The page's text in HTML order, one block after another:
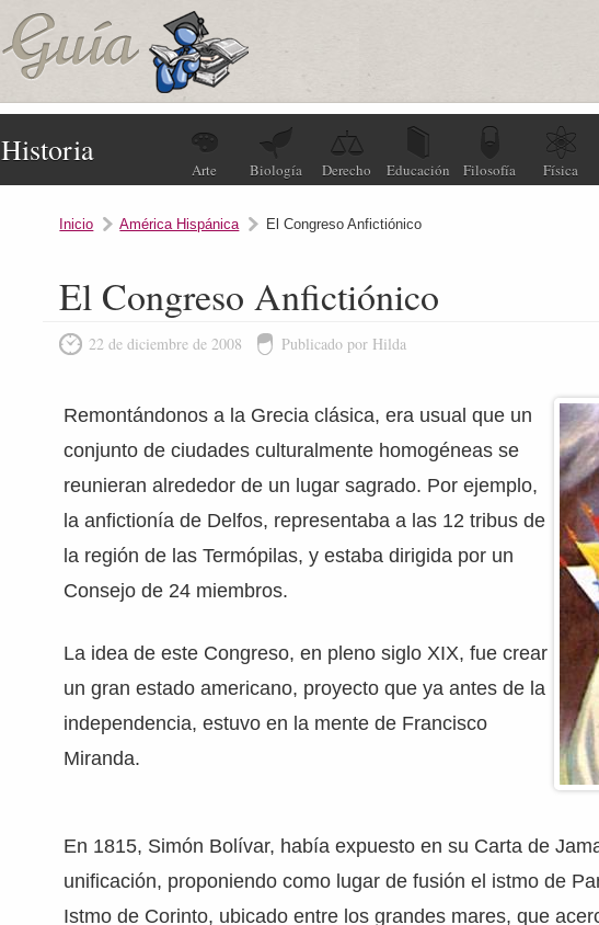
Historia
Arte Biología Derecho Educación Filosofía Física
Inicio América Hispánica El Congreso Anfictiónico
El Congreso Anfictiónico
22 de diciembre de 2008 Publicado por Hilda
Remontándonos a la Grecia clásica, era usual que un
conjunto de ciudades culturalmente homogéneas se
reunieran alrededor de un lugar sagrado. Por ejemplo,
la anfictionía de Delfos, representaba a las 12 tribus de
la región de las Termópilas, y estaba dirigida por un
Consejo de 24 miembros.
La idea de este Congreso, en pleno siglo XIX, fue crear
un gran estado americano, proyecto que ya antes de la
independencia, estuvo en la mente de Francisco
Miranda.
En 1815, Simón Bolívar, había expuesto en su Carta de
unificación, proponiendo como lugar de fusión el istmo de
Istmo de Corinto, ubicado entre los grandes mares, que